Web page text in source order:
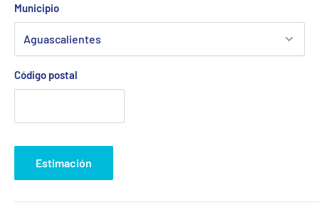
Municipio
Código postal
Estimación